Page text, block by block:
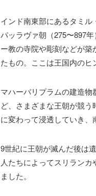
インド南東部にあるタミ
パッラヴァ朝（275〜897
ー教の寺院や彫刻などが
たもの。ここは王国内の
マハーバリプラムの建造
ど、さまざまな王朝が競
に変わって浸透していき
9世紀に王朝が滅んだ後は
人たちによってスリラン
ました。